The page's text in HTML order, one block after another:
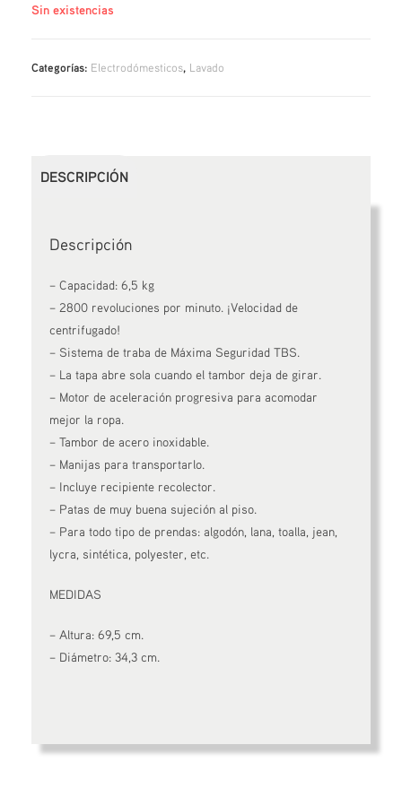
Sin existencias
Categorías: Electrodómesticos, Lavado
DESCRIPCIÓN
Descripción
– Capacidad: 6,5 kg
– 2800 revoluciones por minuto. ¡Velocidad de
centrifugado!
– Sistema de traba de Máxima Seguridad TBS.
– La tapa abre sola cuando el tambor deja de girar.
– Motor de aceleración progresiva para acomodar
mejor la ropa.
– Tambor de acero inoxidable.
– Manijas para transportarlo.
– Incluye recipiente recolector.
– Patas de muy buena sujeción al piso.
– Para todo tipo de prendas: algodón, lana, toalla, jean,
lycra, sintética, polyester, etc.
MEDIDAS
– Altura: 69,5 cm.
– Diámetro: 34,3 cm.